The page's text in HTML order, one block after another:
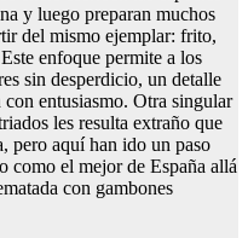
y luego preparan muchos
del mismo ejemplar: frito,
enfoque permite a los
sin desperdicio, un detalle
entusiasmo. Otra singular
les resulta extraño que
pero aquí han ido un paso
como el mejor de España allá
con gambones